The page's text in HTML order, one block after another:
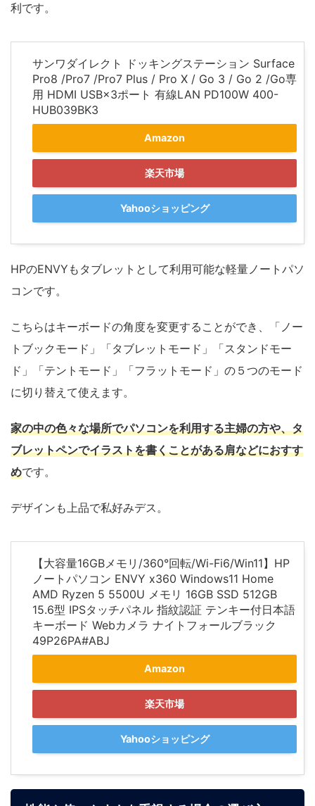
利です。
サンワダイレクト ドッキングステーション Surface
Pro8 /Pro7 /Pro7 Plus / Pro X / Go 3 / Go 2 /Go専
用 HDMI USB×3ポート 有線LAN PD100W 400-
HUB039BK3
Amazon
楽天市場
Yahooショッピング
HPのENVYもタブレットとして利用可能な軽量ノートパソ
コンです。
こちらはキーボードの角度を変更することができ、「ノー
トブックモード」「タブレットモード」「スタンドモー
ド」「テントモード」「フラットモード」の５つのモード
に切り替えて使えます。
家の中の色々な場所でパソコンを利用する主婦の方や、タ
ブレットペンでイラストを書くことがある肩などにおすす
めです。
デザインも上品で私好みデス。
【大容量16GBメモリ/360°回転/Wi-Fi6/Win11】HP
ノートパソコン ENVY x360 Windows11 Home
AMD Ryzen 5 5500U メモリ 16GB SSD 512GB
15.6型 IPSタッチパネル 指紋認証 テンキー付日本語
キーボード Webカメラ ナイトフォールブラック
49P26PA#ABJ
Amazon
楽天市場
Yahooショッピング